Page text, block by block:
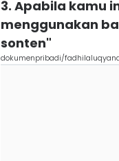
3. Apabila kamu
menggunakan
sonten"
dokumenpribadi/